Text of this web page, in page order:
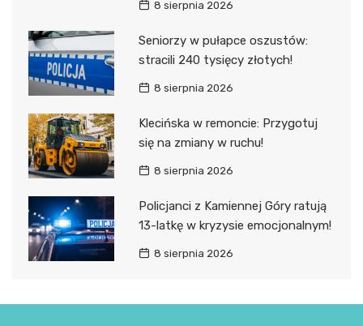
8 sierpnia 2026
Seniorzy w pułapce oszustów:
stracili 240 tysięcy złotych!
8 sierpnia 2026
Klecińska w remoncie: Przygotuj
się na zmiany w ruchu!
8 sierpnia 2026
Policjanci z Kamiennej Góry ratują
13-latkę w kryzysie emocjonalnym!
8 sierpnia 2026